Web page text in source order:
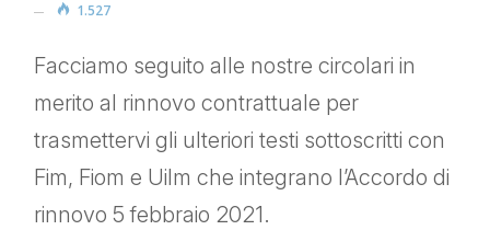
1.527
Facciamo seguito alle nostre circolari in
merito al rinnovo contrattuale per
trasmettervi gli ulteriori testi sottoscritti con
Fim, Fiom e Uilm che integrano l’Accordo di
rinnovo 5 febbraio 2021.